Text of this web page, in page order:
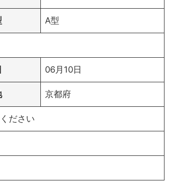
A型
06月10日
京都府
ださい